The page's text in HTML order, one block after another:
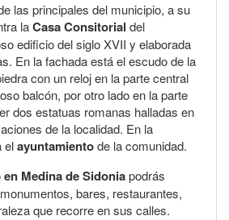
las principales del municipio, a su
laCasa Consitorial del
edificio del siglo XVII y elaborada
En la fachada está el escudo de la
con un reloj en la parte central
balcón, por otro lado en la parte
dos estatuas romanas halladas en
de la localidad. En la
elayuntamientode la comunidad.
Medina de Sidoniapodrás
bares, restaurantes,
que recorre en sus calles.